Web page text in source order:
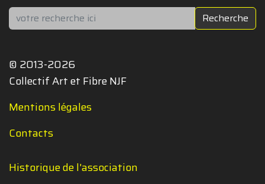
Rechercher Recherche
© 2013-2026
Collectif Art et Fibre NJF
Mentions légales
Contacts
Historique de l'association